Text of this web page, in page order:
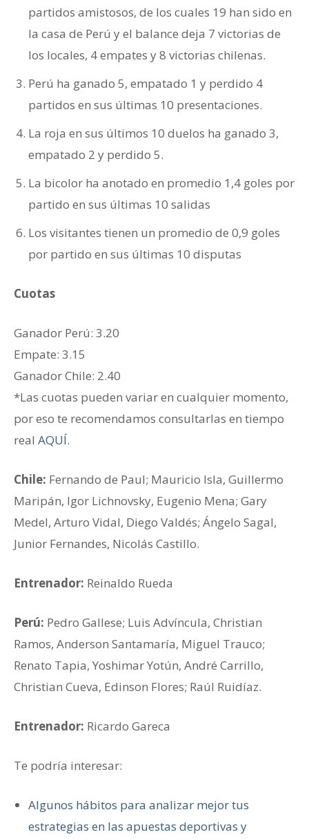
partidos amistosos, de los cuales 19 han sido en
la casa de Perú y el balance deja 7 victorias de
los locales, 4 empates y 8 victorias chilenas.
Perú ha ganado 5, empatado 1 y perdido 4
partidos en sus últimas 10 presentaciones.
La roja en sus últimos 10 duelos ha ganado 3,
empatado 2 y perdido 5.
La bicolor ha anotado en promedio 1,4 goles por
partido en sus últimas 10 salidas
Los visitantes tienen un promedio de 0,9 goles
por partido en sus últimas 10 disputas
Cuotas
Ganador Perú: 3.20
‎Empate: 3.15
Ganador ‎Chile: 2.40
*Las cuotas pueden variar en cualquier momento,
por eso te recomendamos consultarlas en tiempo
real AQUÍ.
Chile: Fernando de Paul; Mauricio Isla, Guillermo
Maripán, Igor Lichnovsky, Eugenio Mena; Gary
Medel, Arturo Vidal, Diego Valdés; Ángelo Sagal,
Junior Fernandes, Nicolás Castillo.
Entrenador: Reinaldo Rueda
Perú: Pedro Gallese; Luis Advíncula, Christian
Ramos, Anderson Santamaría, Miguel Trauco;
Renato Tapia, Yoshimar Yotún, André Carrillo,
Christian Cueva, Edinson Flores; Raúl Ruidíaz.
Entrenador: Ricardo Gareca
Te podría interesar:
Algunos hábitos para analizar mejor tus
estrategias en las apuestas deportivas y